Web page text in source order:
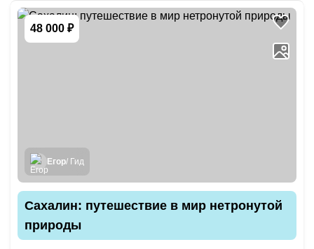
48 000 ₽
Егор/ Гид
Сахалин: путешествие в мир нетронутой
природы